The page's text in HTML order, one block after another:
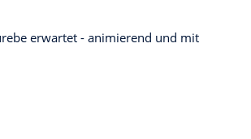
erwartet - animierend und mit